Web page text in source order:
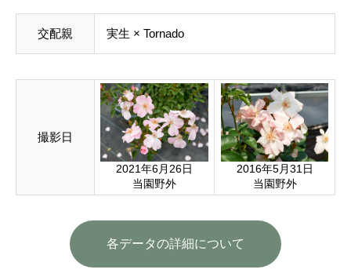
交配親 実生 × Tornado
撮影日
2021年6月26日
当園野外
2016年5月31日
当園野外
各データの詳細について